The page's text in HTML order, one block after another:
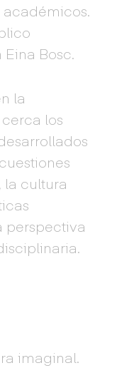
Bosc.
la
los
la cultura
perspectiva
imaginal.